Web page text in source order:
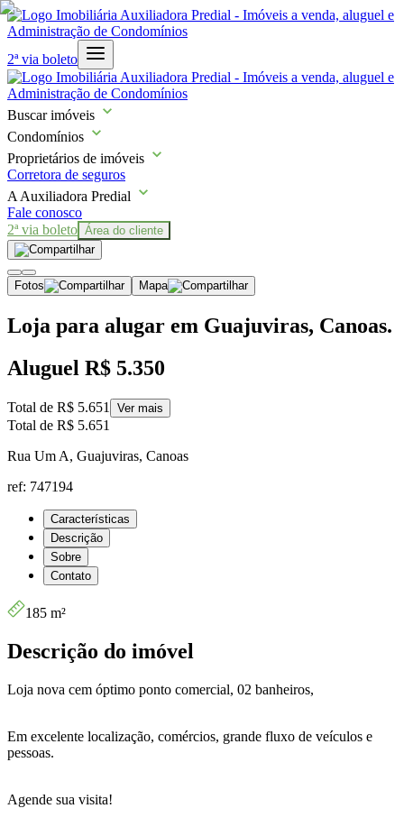
2ª via boleto
Buscar imóveis
Condomínios
Proprietários de imóveis
Corretora de seguros
A Auxiliadora Predial
Fale conosco
2ª via boleto Área do cliente
Fotos Mapa
Loja para alugar em Guajuviras, Canoas.
Aluguel R$ 5.350
Total de R$ 5.651 Ver mais
Total de R$ 5.651
Rua Um A, Guajuviras, Canoas
ref: 747194
Características
Descrição
Sobre
Contato
185 m²
Descrição do imóvel
Loja nova cem óptimo ponto comercial, 02 banheiros,
Em excelente localização, comércios, grande fluxo de veículos e
pessoas.
Agende sua visita!